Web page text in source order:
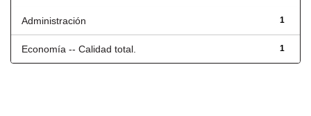
1
Administración
1
Economía -- Calidad total.